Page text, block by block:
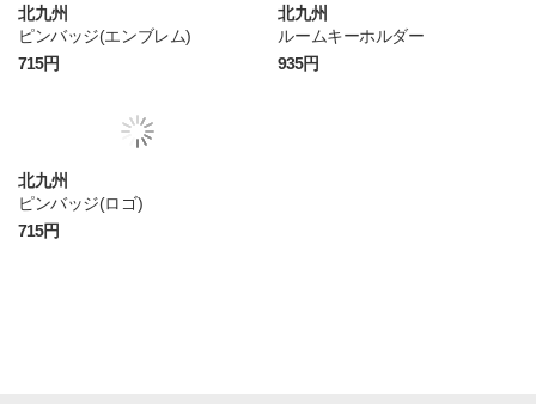
北九州
ピンバッジ(エンブレム)
715円
北九州
ルームキーホルダー
935円
北九州
ピンバッジ(ロゴ)
715円